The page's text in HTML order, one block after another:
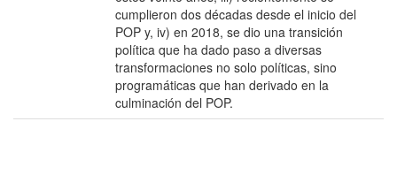
cumplieron dos décadas desde el inicio del
POP y, iv) en 2018, se dio una transición
política que ha dado paso a diversas
transformaciones no solo políticas, sino
programáticas que han derivado en la
culminación del POP.